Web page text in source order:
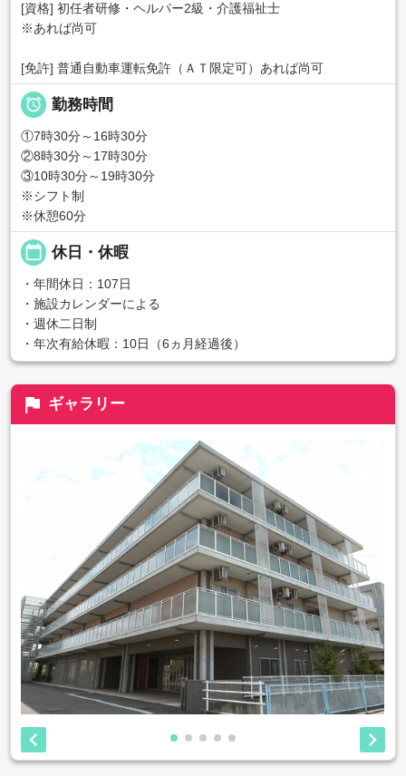
[資格] 初任者研修・ヘルパー2級・介護福祉士
※あれば尚可
[免許] 普通自動車運転免許（ＡＴ限定可）あれば尚可
 勤務時間
①7時30分～16時30分
②8時30分～17時30分
③10時30分～19時30分
※シフト制
※休憩60分
calendar_today 休日・休暇
・年間休日：107日
・施設カレンダーによる
・週休二日制
・年次有給休暇：10日（6ヵ月経過後）
flag ギャラリー
 